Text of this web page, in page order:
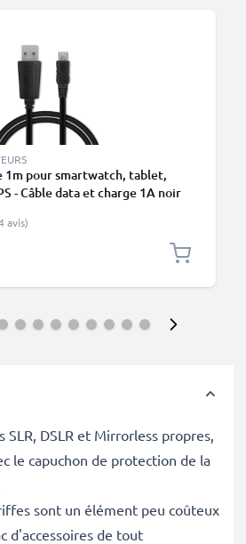
1m pour smartwatch, tablet,
- Câble data et charge 1A noir
avis)
SLR, DSLR et Mirrorless propres,
le capuchon de protection de la
sont un élément peu coûteux
d'accessoires de tout